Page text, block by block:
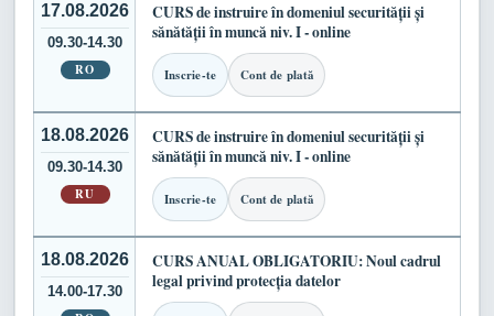
17.08.2026
09.30-14.30
RO
CURS de instruire în domeniul securității și
sănătății în muncă niv. I - online
Inscrie-te Cont de plată
18.08.2026
09.30-14.30
RU
CURS de instruire în domeniul securității și
sănătății în muncă niv. I - online
Inscrie-te Cont de plată
18.08.2026
14.00-17.30
CURS ANUAL OBLIGATORIU: Noul cadrul
legal privind protecția datelor